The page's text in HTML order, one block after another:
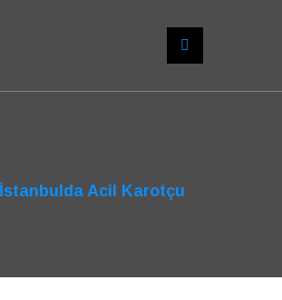
İstanbulda Acil Karotçu